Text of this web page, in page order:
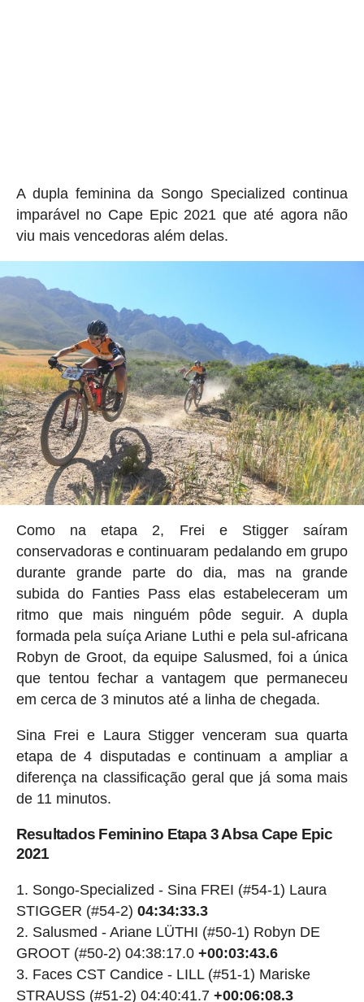
A dupla feminina da Songo Specialized continua
imparável no Cape Epic 2021 que até agora não
viu mais vencedoras além delas.
Como na etapa 2, Frei e Stigger saíram
conservadoras e continuaram pedalando em grupo
durante grande parte do dia, mas na grande
subida do Fanties Pass elas estabeleceram um
ritmo que mais ninguém pôde seguir. A dupla
formada pela suíça Ariane Luthi e pela sul-africana
Robyn de Groot, da equipe Salusmed, foi a única
que tentou fechar a vantagem que permaneceu
em cerca de 3 minutos até a linha de chegada.
Sina Frei e Laura Stigger venceram sua quarta
etapa de 4 disputadas e continuam a ampliar a
diferença na classificação geral que já soma mais
de 11 minutos.
Resultados Feminino Etapa 3 Absa Cape Epic
2021
Songo-Specialized - Sina FREI (#54-1) Laura
STIGGER (#54-2) 04:34:33.3
Salusmed - Ariane LÜTHI (#50-1) Robyn DE
GROOT (#50-2) 04:38:17.0 +00:03:43.6
Faces CST Candice - LILL (#51-1) Mariske
STRAUSS (#51-2) 04:40:41.7 +00:06:08.3